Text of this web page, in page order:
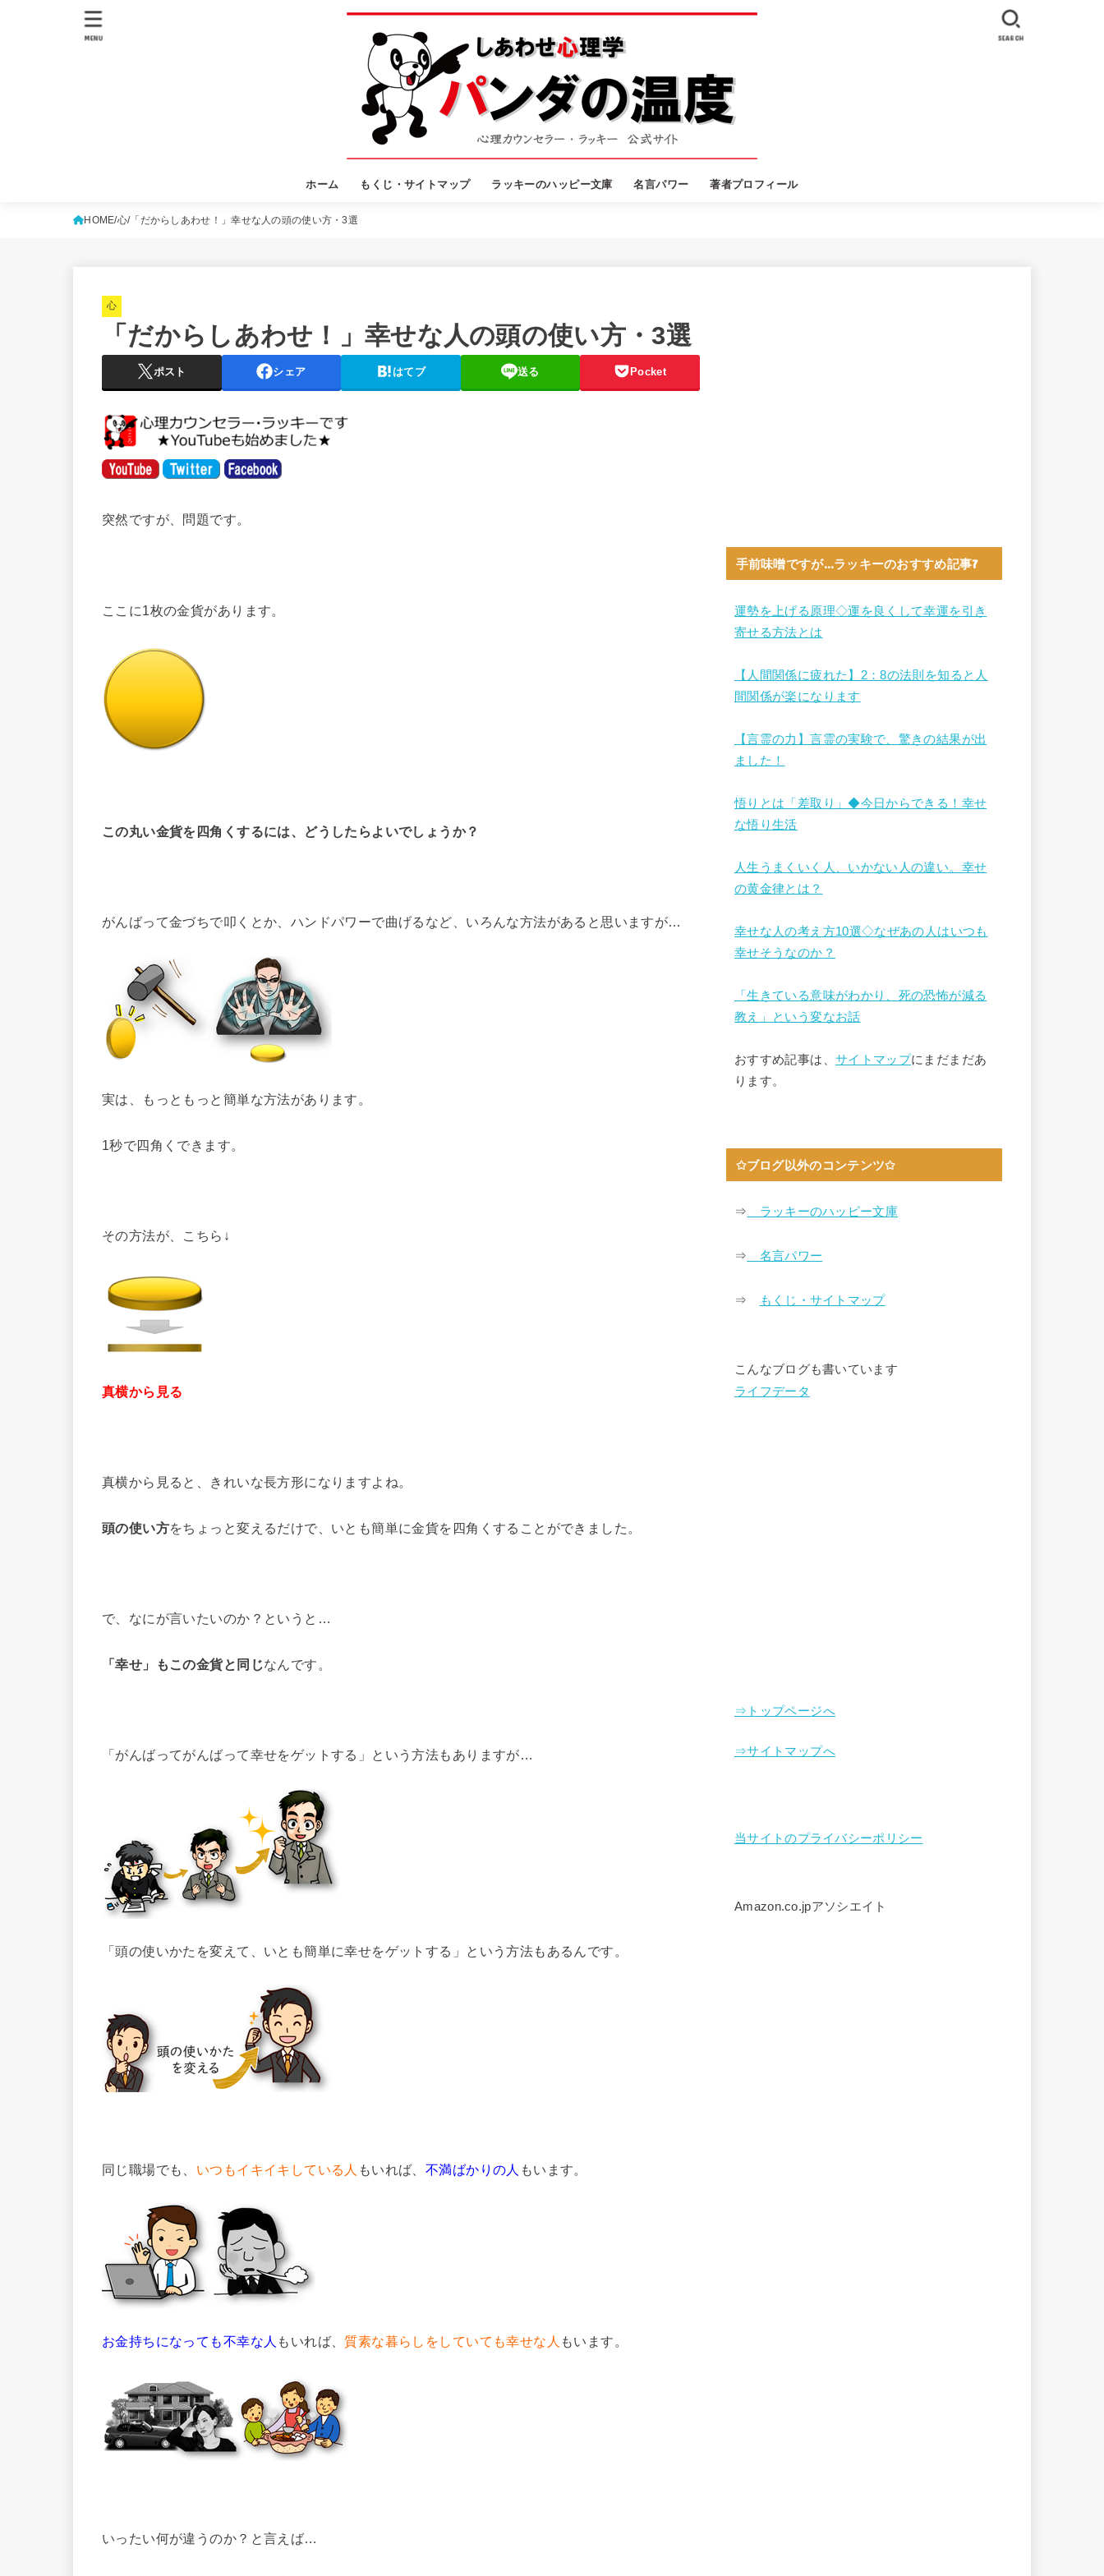
ホーム もくじ・サイトマップ ラッキーのハッピー文庫 名言パワー 著者プロフィール
SEARCH
MENU
HOME 心 「だからしあわせ！」幸せな人の頭の使い方・3選
心
「だからしあわせ！」幸せな人の頭の使い方・3選
ポスト シェア はてブ 送る Pocket
突然ですが、問題です。
ここに1枚の金貨があります。
この丸い金貨を四角くするには、どうしたらよいでしょうか？
がんばって金づちで叩くとか、ハンドパワーで曲げるなど、いろんな方法があると思いますが…
実は、もっともっと簡単な方法があります。
1秒で四角くできます。
その方法が、こちら↓
真横から見る
真横から見ると、きれいな長方形になりますよね。
頭の使い方をちょっと変えるだけで、いとも簡単に金貨を四角くすることができました。
で、なにが言いたいのか？というと…
「幸せ」もこの金貨と同じなんです。
「がんばってがんばって幸せをゲットする」という方法もありますが…
「頭の使いかたを変えて、いとも簡単に幸せをゲットする」という方法もあるんです。
同じ職場でも、 いつもイキイキしている人 もいれば、 不満ばかりの人 もいます。
お金持ちになっても不幸な人 もいれば、 質素な暮らしをしていても幸せな人 もいます。
いったい何が違うのか？と言えば…
手前味噌ですが…ラッキーのおすすめ記事7
運勢を上げる原理◇運を良くして幸運を引き
寄せる方法とは
【人間関係に疲れた】2：8の法則を知ると人
間関係が楽になります
【言霊の力】言霊の実験で、驚きの結果が出
ました！
悟りとは「差取り」◆今日からできる！幸せ
な悟り生活
人生うまくいく人、いかない人の違い。幸せ
の黄金律とは？
幸せな人の考え方10選◇なぜあの人はいつも
幸せそうなのか？
「生きている意味がわかり、死の恐怖が減る
教え」という変なお話
おすすめ記事は、 サイトマップにまだまだあ
ります。
✩ブログ以外のコンテンツ✩
⇒ ラッキーのハッピー文庫
⇒ 名言パワー
⇒ もくじ・サイトマップ
こんなブログも書いています
ライフデータ
⇒トップページへ
⇒サイトマップへ
当サイトのプライバシーポリシー
Amazon.co.jpアソシエイト